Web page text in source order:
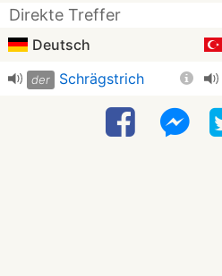
Direkte Treffer
Deutsch
der Schrägstrich